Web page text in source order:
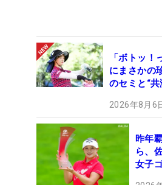
「ボトッ
にまさかの
のセミと“共
2026年8月6
昨年
ら、
女子